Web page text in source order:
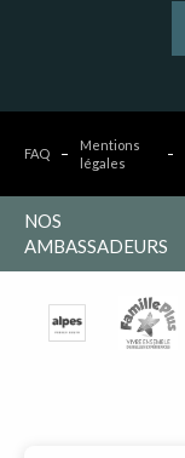
FAQ
Mentions
légales
NOS
AMBASSADEURS